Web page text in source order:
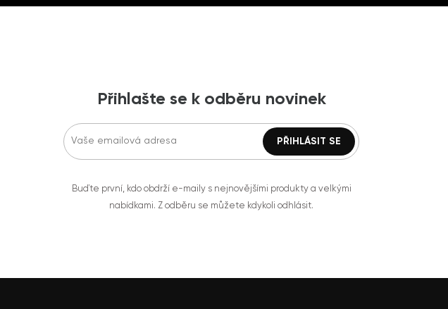
Přihlašte se k odběru novinek
Buďte první, kdo obdrží e-maily s nejnovějšími produkty a velkými
nabídkami. Z odběru se můžete kdykoli odhlásit.